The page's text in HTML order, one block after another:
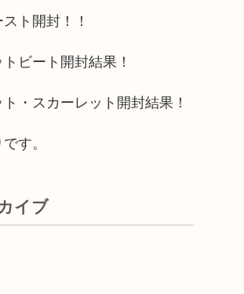
ト開封！！
トビート開封結果！
・スカーレット開封結果！
す。
イブ